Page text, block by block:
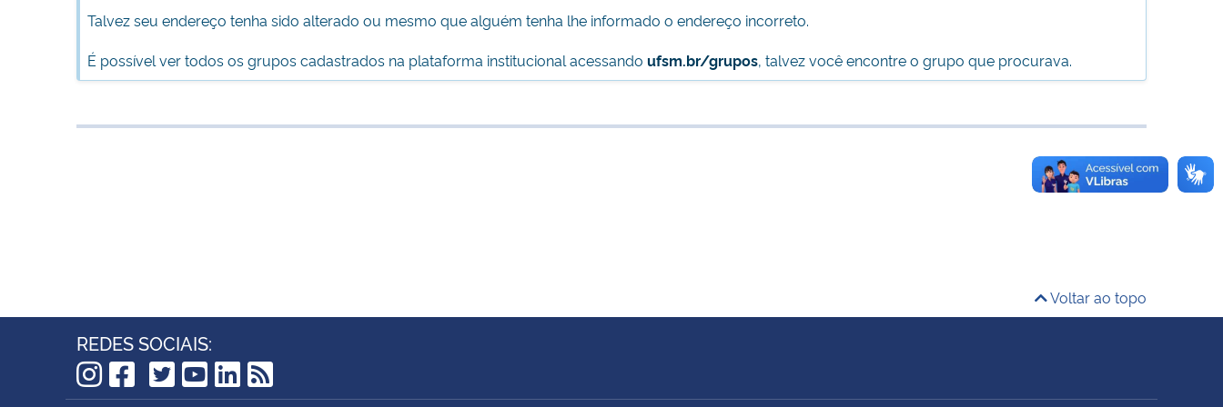
Talvez seu endereço tenha sido alterado ou mesmo que alguém tenha lhe informado o endereço incorreto.
É possível ver todos os grupos cadastrados na plataforma institucional acessando ufsm.br/grupos, talvez você encontre o grupo que procurava.
Voltar ao topo
REDES SOCIAIS: